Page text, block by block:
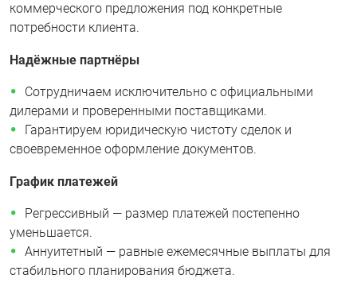
коммерческого предложения под конкретные
потребности клиента.
Надёжные партнёры
Сотрудничаем исключительно с официальными
дилерами и проверенными поставщиками.
Гарантируем юридическую чистоту сделок и
своевременное оформление документов.
График платежей
Регрессивный — размер платежей постепенно
уменьшается.
Аннуитетный — равные ежемесячные выплаты для
стабильного планирования бюджета.